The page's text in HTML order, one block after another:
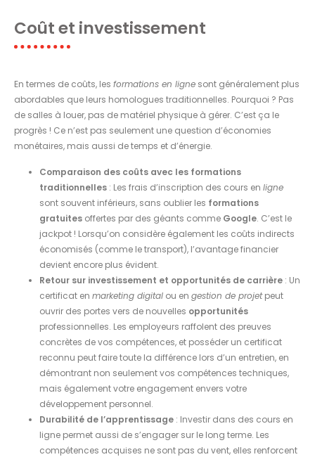
Coût et investissement
En termes de coûts, les formations en ligne sont généralement plus
abordables que leurs homologues traditionnelles. Pourquoi ? Pas
de salles à louer, pas de matériel physique à gérer. C’est ça le
progrès ! Ce n’est pas seulement une question d’économies
monétaires, mais aussi de temps et d’énergie.
Comparaison des coûts avec les formations
traditionnelles : Les frais d’inscription des cours en ligne
sont souvent inférieurs, sans oublier les formations
gratuites offertes par des géants comme Google. C’est le
jackpot ! Lorsqu’on considère également les coûts indirects
économisés (comme le transport), l’avantage financier
devient encore plus évident.
Retour sur investissement et opportunités de carrière : Un
certificat en marketing digital ou en gestion de projetpeut
ouvrir des portes vers de nouvelles opportunités
professionnelles. Les employeurs raffolent des preuves
concrètes de vos compétences, et posséder un certificat
reconnu peut faire toute la différence lors d’un entretien, en
démontrant non seulement vos compétences techniques,
mais également votre engagement envers votre
développement personnel.
Durabilité de l’apprentissage : Investir dans des cours en
ligne permet aussi de s’engager sur le long terme. Les
compétences acquises ne sont pas du vent, elles renforcent